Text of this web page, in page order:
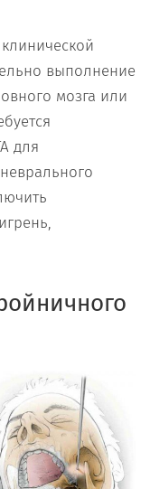
выполнение
мозга или
для